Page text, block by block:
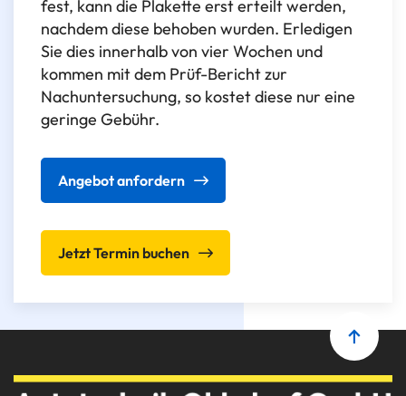
fest, kann die Plakette erst erteilt werden,
nachdem diese behoben wurden. Erledigen
Sie dies innerhalb von vier Wochen und
kommen mit dem Prüf-Bericht zur
Nachuntersuchung, so kostet diese nur eine
geringe Gebühr.
Angebot anfordern
Jetzt Termin buchen